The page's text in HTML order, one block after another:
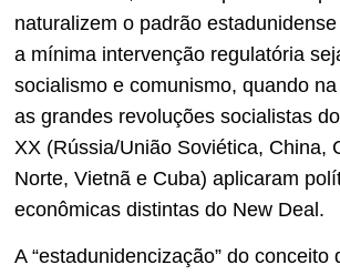
naturalizem o padrão
a mínima intervenção regulatória
socialismo e comunismo, quando
as grandes revoluções socialistas
XX (Rússia/União Soviética, China,
Norte, Vietnã e Cuba) aplicaram
econômicas distintas do New Deal.
A “estadunidencização” do conceito